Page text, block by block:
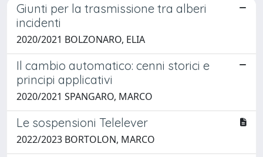
Giunti per la trasmissione tra alberi
incidenti
2020/2021 BOLZONARO, ELIA
Il cambio automatico: cenni storici e
principi applicativi
2020/2021 SPANGARO, MARCO
Le sospensioni Telelever
2022/2023 BORTOLON, MARCO